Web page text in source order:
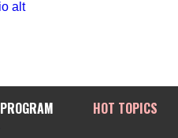
PROGRAM HOT TOPICS